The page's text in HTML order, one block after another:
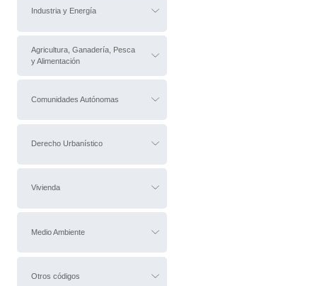
Industria y Energía
Agricultura, Ganadería, Pesca
y Alimentación
Comunidades Autónomas
Derecho Urbanístico
Vivienda
Medio Ambiente
Otros códigos